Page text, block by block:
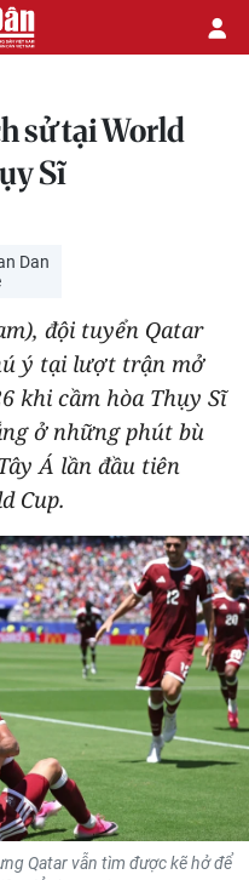
sử tại World
Sĩ
Dan
đội tuyển Qatar
ý tại lượt trận mở
khi cầm hòa Thụy Sĩ
ở những phút bù
Á lần đầu tiên
Cup.
Qatar vẫn tìm được kẽ hở để